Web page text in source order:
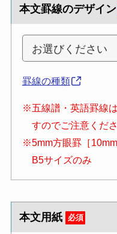
本文罫線のデザイン
罫線の種類
※五線譜・英語罫線
すのでご注意くださ
※5mm方眼罫［
B5サイズのみ
本文用紙 必須